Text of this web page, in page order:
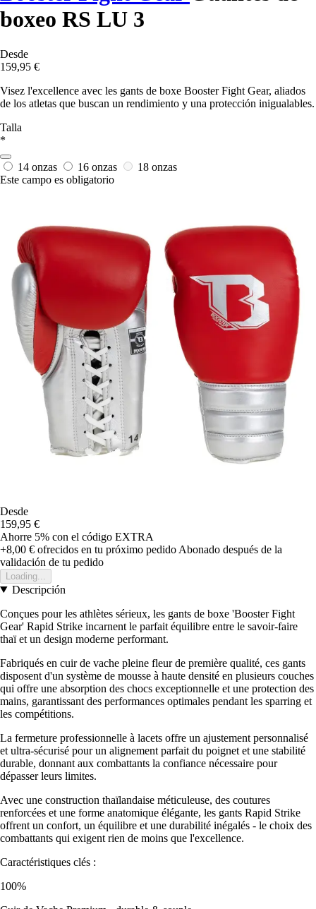
boxeo RS LU 3
Desde
159,95 €
Visez l'excellence avec les gants de boxe Booster Fight Gear, aliados
de los atletas que buscan un rendimiento y una protección inigualables.
Talla
*
14 onzas 16 onzas
18 onzas
Este campo es obligatorio
Desde
159,95 €
Ahorre 5% con el código EXTRA
+8,00 € ofrecidos en tu próximo pedido Abonado después de la
validación de tu pedido
Loading...
Descripción
Conçues pour les athlètes sérieux, les gants de boxe 'Booster Fight
Gear' Rapid Strike incarnent le parfait équilibre entre le savoir-faire
thaï et un design moderne performant.
Fabriqués en cuir de vache pleine fleur de première qualité, ces gants
disposent d'un système de mousse à haute densité en plusieurs couches
qui offre une absorption des chocs exceptionnelle et une protection des
mains, garantissant des performances optimales pendant les sparring et
les compétitions.
La fermeture professionnelle à lacets offre un ajustement personnalisé
et ultra-sécurisé pour un alignement parfait du poignet et une stabilité
durable, donnant aux combattants la confiance nécessaire pour
dépasser leurs limites.
Avec une construction thaïlandaise méticuleuse, des coutures
renforcées et une forme anatomique élégante, les gants Rapid Strike
offrent un confort, un équilibre et une durabilité inégalés - le choix des
combattants qui exigent rien de moins que l'excellence.
Caractéristiques clés :
100%